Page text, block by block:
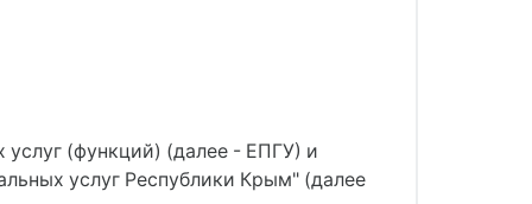
(функций) (далее - ЕПГУ) и
услуг Республики Крым" (далее